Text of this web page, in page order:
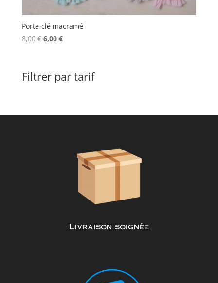
Porte-clé macramé
8,00€ Le
8,00 €.
6,00 €Le
est :
6,00 €.
Filtrer par tarif
Livraison soignée